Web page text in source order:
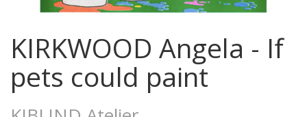
KIRKWOOD Angela - If
pets could paint